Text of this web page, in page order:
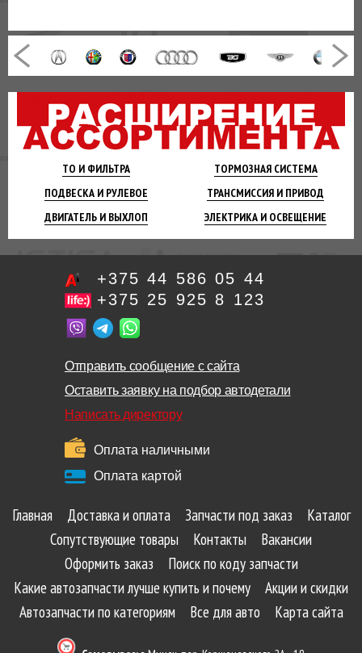
ТО И ФИЛЬТРА ТОРМОЗНАЯСИСТЕМА
ПОДВЕСКА И РУЛЕВОЕ ТРАНСМИССИЯ И ПРИВОД
ДВИГАТЕЛЬ И ВЫХЛОП ЭЛЕКТРИКА И ОСВЕЩЕНИЕ
+375 44 586 05 44
+375 25 925 8 123
Отправить сообщение с сайта
Оставить заявку на подбор автодетали
Написать директору
Оплата наличными
Оплата картой
Главная Доставка и оплата Запчасти под заказ
Каталог
Сопутствующие товары
Контакты
Вакансии
Оформить заказ
Поиск по коду запчасти
Какие автозапчасти лучше купить и почему
Акции и скидки
Автозапчасти по категориям
Все для авто Карта сайта